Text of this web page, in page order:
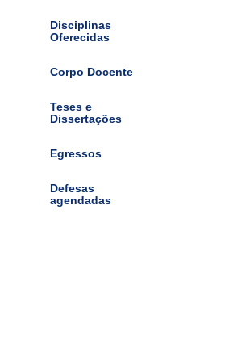
Disciplinas
Oferecidas
Corpo Docente
Teses e
Dissertações
Egressos
Defesas
agendadas